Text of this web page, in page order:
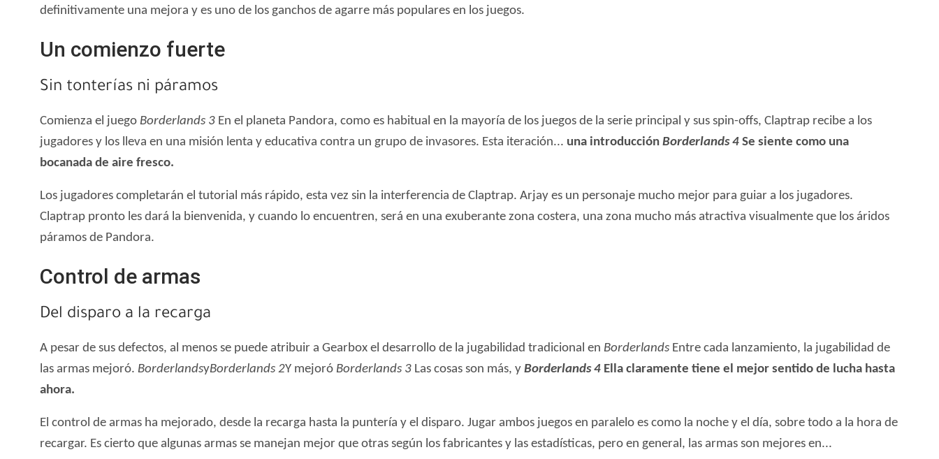
definitivamente una mejora y es uno de los ganchos de agarre más populares en los juegos.
Un comienzo fuerte
Sin tonterías ni páramos
Comienza el juego Borderlands 3 En el planeta Pandora, como es habitual en la mayoría de los juegos de la serie principal y sus spin-offs, Claptrap recibe a los
jugadores y los lleva en una misión lenta y educativa contra un grupo de invasores. Esta iteración... una introducción Borderlands 4 Se siente como una
bocanada de aire fresco.
Los jugadores completarán el tutorial más rápido, esta vez sin la interferencia de Claptrap. Arjay es un personaje mucho mejor para guiar a los jugadores.
Claptrap pronto les dará la bienvenida, y cuando lo encuentren, será en una exuberante zona costera, una zona mucho más atractiva visualmente que los áridos
páramos de Pandora.
Control de armas
Del disparo a la recarga
A pesar de sus defectos, al menos se puede atribuir a Gearbox el desarrollo de la jugabilidad tradicional en Borderlands Entre cada lanzamiento, la jugabilidad de
las armas mejoró. BorderlandsyBorderlands 2Y mejoró Borderlands 3 Las cosas son más, y Borderlands 4 Ella claramente tiene el mejor sentido de lucha hasta
ahora.
El control de armas ha mejorado, desde la recarga hasta la puntería y el disparo. Jugar ambos juegos en paralelo es como la noche y el día, sobre todo a la hora de
recargar. Es cierto que algunas armas se manejan mejor que otras según los fabricantes y las estadísticas, pero en general, las armas son mejores en...